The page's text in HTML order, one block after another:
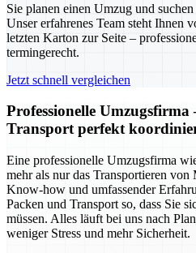
Sie planen einen Umzug und
Unser erfahrenes Team steht Ihnen
letzten Karton zur Seite –
termingerecht.
Jetzt schnell vergleichen
Professionelle
Transport perfekt
Eine professionelle Umzugsfirma
mehr als nur das Transportieren
Know-how und umfassender
Packen und Transport so, dass Sie
müssen. Alles läuft bei uns nach
weniger Stress und mehr Sicherheit.